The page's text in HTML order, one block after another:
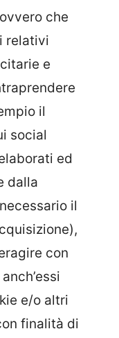
che
relativi
e
il
social
ed
dalla
il
con
e/o altri
finalità di